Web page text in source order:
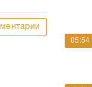
05:54